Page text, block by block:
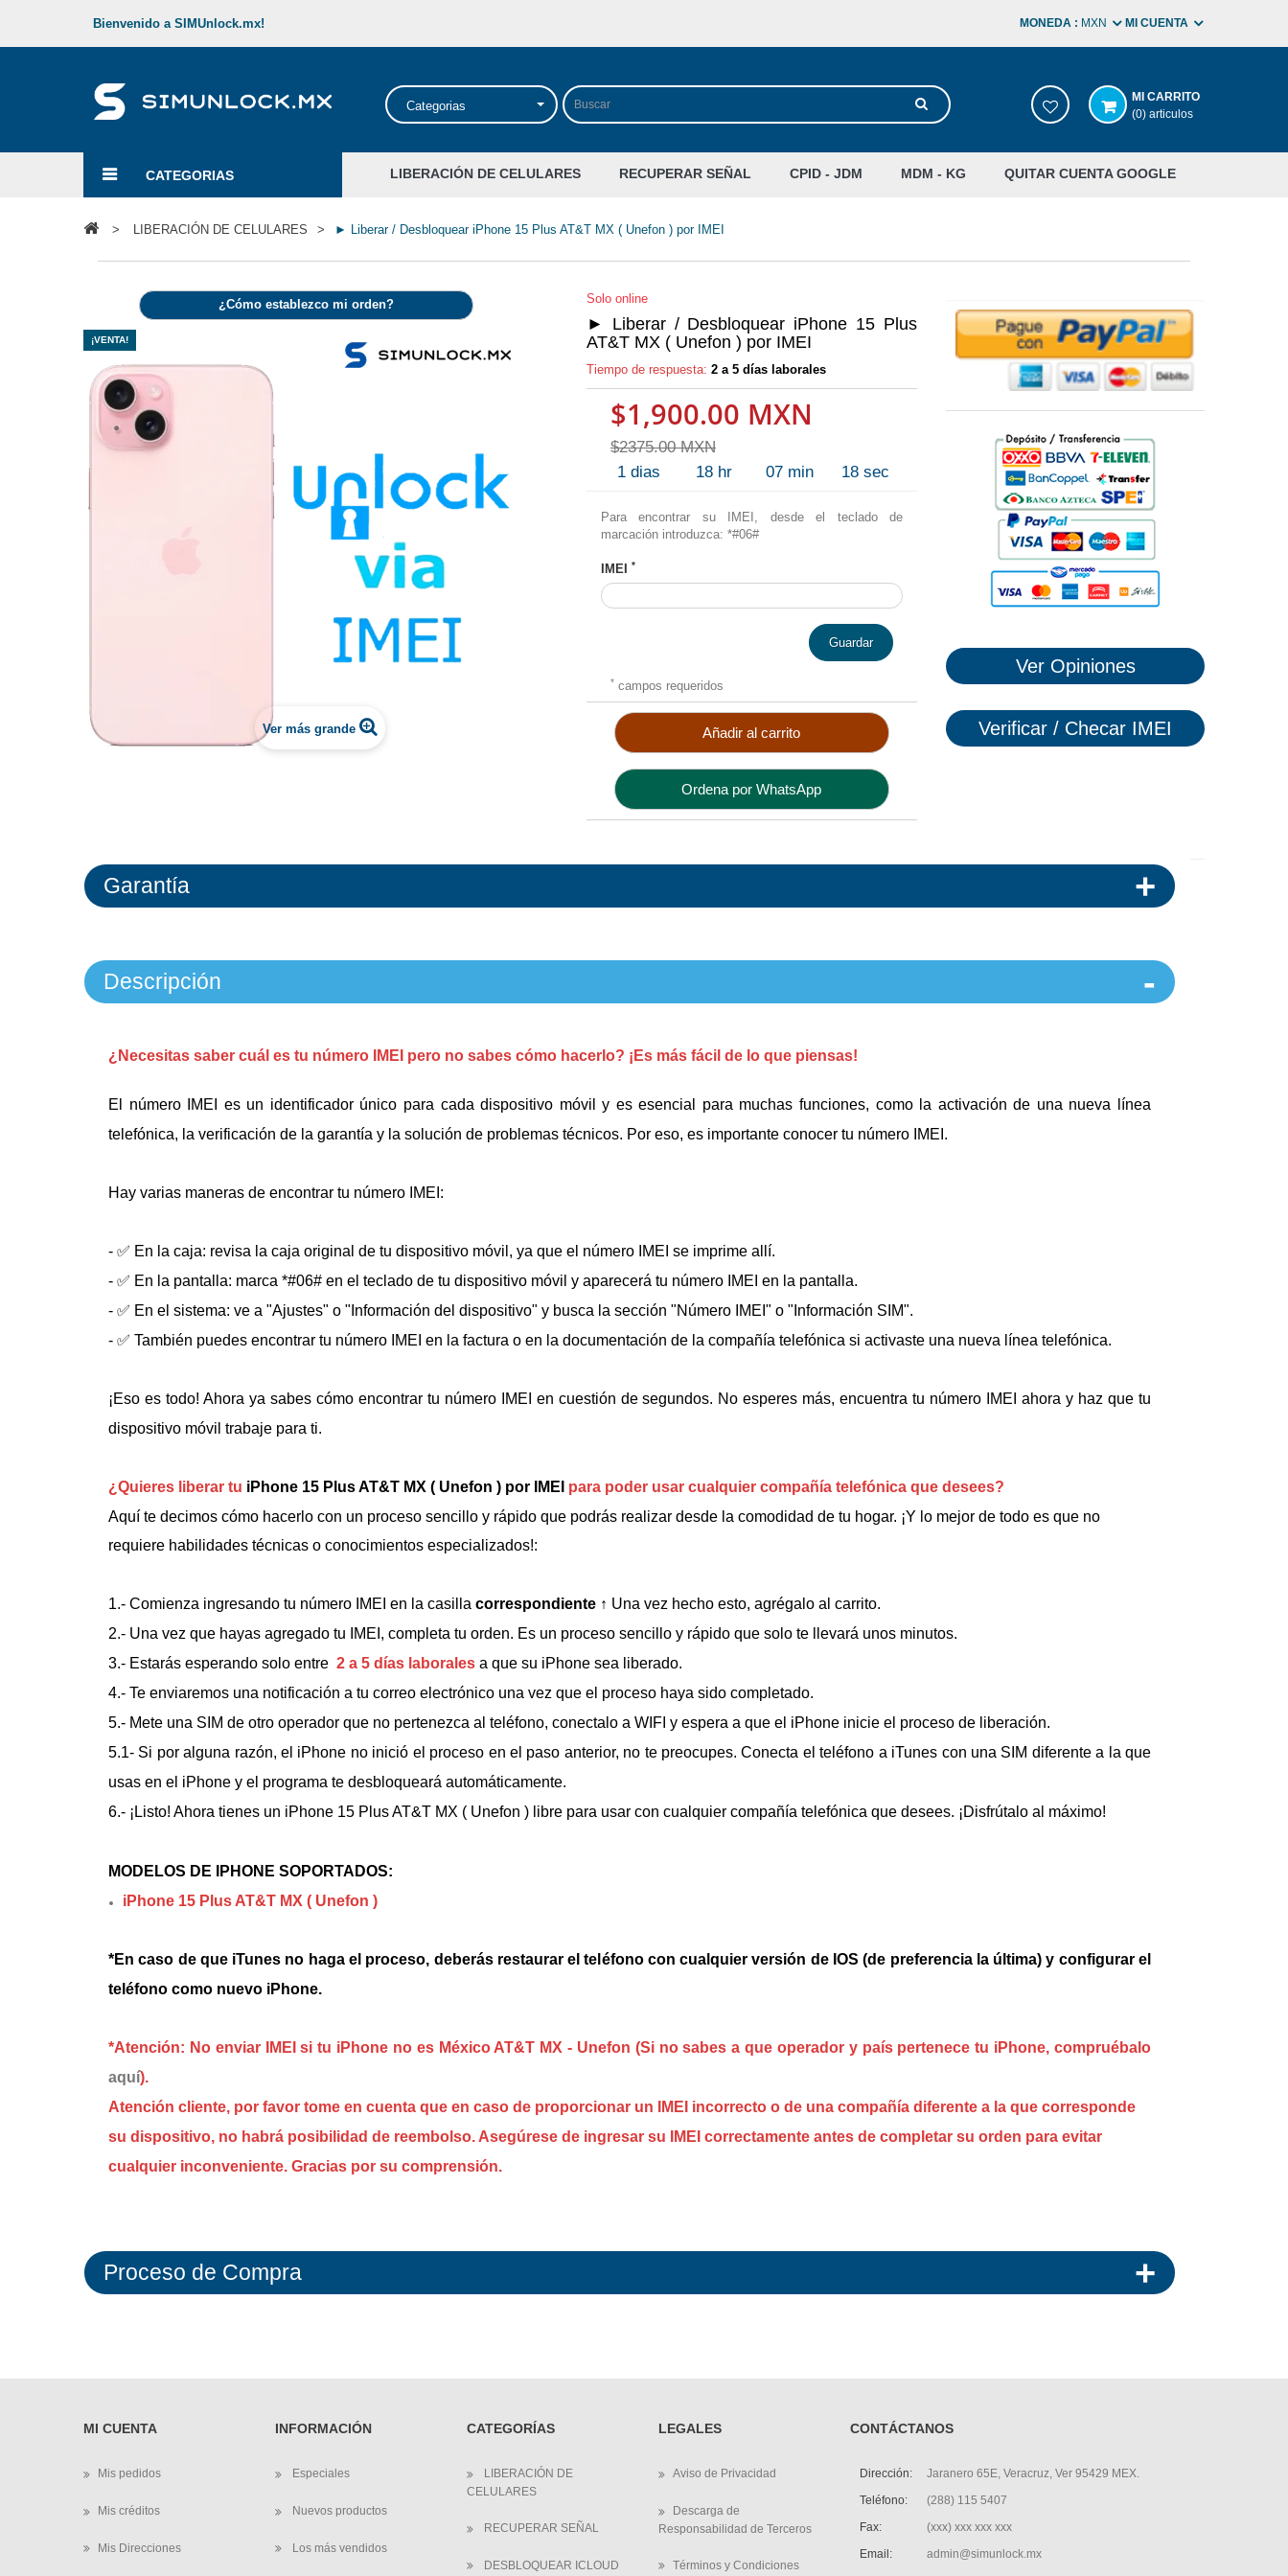
Bienvenido a SIMUnlock.mx! MI CUENTA
MONEDA : MXN
Categorias
MI CARRITO
(0) articulos
CATEGORIAS LIBERACIÓN DE CELULARES RECUPERAR SEÑAL CPID - JDM MDM - KG QUITAR CUENTA GOOGLE
> LIBERACIÓN DE CELULARES > ► Liberar / Desbloquear iPhone 15 Plus AT&T MX ( Unefon ) por IMEI
¿Cómo establezco mi orden?
¡VENTA!
Ver más grande
Solo online
► Liberar / Desbloquear iPhone 15 Plus
AT&T MX ( Unefon ) por IMEI
Tiempo de respuesta: 2 a 5 días laborales
$1,900.00 MXN
$2375.00 MXN
1 dias 18 hr 07 min 17 sec
Para encontrar su IMEI, desde el teclado de
marcación introduzca: *#06#
IMEI *
Guardar
* campos requeridos
Añadir al carrito
Ordena por WhatsApp
Ver Opiniones
Verificar / Checar IMEI
Garantía
Descripción
¿Necesitas saber cuál es tu número IMEI pero no sabes cómo hacerlo? ¡Es más fácil de lo que piensas!
El número IMEI es un identificador único para cada dispositivo móvil y es esencial para muchas funciones, como la activación de una nueva línea
telefónica, la verificación de la garantía y la solución de problemas técnicos. Por eso, es importante conocer tu número IMEI.
Hay varias maneras de encontrar tu número IMEI:
- ✅ En la caja: revisa la caja original de tu dispositivo móvil, ya que el número IMEI se imprime allí.
- ✅ En la pantalla: marca *#06# en el teclado de tu dispositivo móvil y aparecerá tu número IMEI en la pantalla.
- ✅ En el sistema: ve a "Ajustes" o "Información del dispositivo" y busca la sección "Número IMEI" o "Información SIM".
- ✅ También puedes encontrar tu número IMEI en la factura o en la documentación de la compañía telefónica si activaste una nueva línea telefónica.
¡Eso es todo! Ahora ya sabes cómo encontrar tu número IMEI en cuestión de segundos. No esperes más, encuentra tu número IMEI ahora y haz que tu
dispositivo móvil trabaje para ti.
¿Quieres liberar tu iPhone 15 Plus AT&T MX ( Unefon ) por IMEI para poder usar cualquier compañía telefónica que desees?
Aquí te decimos cómo hacerlo con un proceso sencillo y rápido que podrás realizar desde la comodidad de tu hogar. ¡Y lo mejor de todo es que no
requiere habilidades técnicas o conocimientos especializados!:
1.- Comienza ingresando tu número IMEI en la casilla correspondiente ↑ Una vez hecho esto, agrégalo al carrito.
2.- Una vez que hayas agregado tu IMEI, completa tu orden. Es un proceso sencillo y rápido que solo te llevará unos minutos.
3.- Estarás esperando solo entre 2 a 5 días laborales a que su iPhone sea liberado.
4.- Te enviaremos una notificación a tu correo electrónico una vez que el proceso haya sido completado.
5.- Mete una SIM de otro operador que no pertenezca al teléfono, conectalo a WIFI y espera a que el iPhone inicie el proceso de liberación.
5.1- Si por alguna razón, el iPhone no inició el proceso en el paso anterior, no te preocupes. Conecta el teléfono a iTunes con una SIM diferente a la que
usas en el iPhone y el programa te desbloqueará automáticamente.
6.- ¡Listo! Ahora tienes un iPhone 15 Plus AT&T MX ( Unefon ) libre para usar con cualquier compañía telefónica que desees. ¡Disfrútalo al máximo!
MODELOS DE IPHONE SOPORTADOS:
iPhone 15 Plus AT&T MX ( Unefon )
*En caso de que iTunes no haga el proceso, deberás restaurar el teléfono con cualquier versión de IOS (de preferencia la última) y configurar el
teléfono como nuevo iPhone.
*Atención: No enviar IMEI si tu iPhone no es México AT&T MX - Unefon (Si no sabes a que operador y país pertenece tu iPhone, compruébalo
aquí).
Atención cliente, por favor tome en cuenta que en caso de proporcionar un IMEI incorrecto o de una compañía diferente a la que corresponde
su dispositivo, no habrá posibilidad de reembolso. Asegúrese de ingresar su IMEI correctamente antes de completar su orden para evitar
cualquier inconveniente. Gracias por su comprensión.
Proceso de Compra
MI CUENTA
Mis pedidos
Mis créditos
Mis Direcciones
INFORMACIÓN
Especiales
Nuevos productos
Los más vendidos
CATEGORÍAS
LIBERACIÓN DE
CELULARES
RECUPERAR SEÑAL
DESBLOQUEAR ICLOUD
LEGALES
Aviso de Privacidad
Descarga de
Responsabilidad de Terceros
Términos y Condiciones
CONTÁCTANOS
Dirección:
Jaranero 65E, Veracruz, Ver 95429 MEX.
Teléfono:
(288) 115 5407
Fax:
(xxx) xxx xxx xxx
Email:
admin@simunlock.mx